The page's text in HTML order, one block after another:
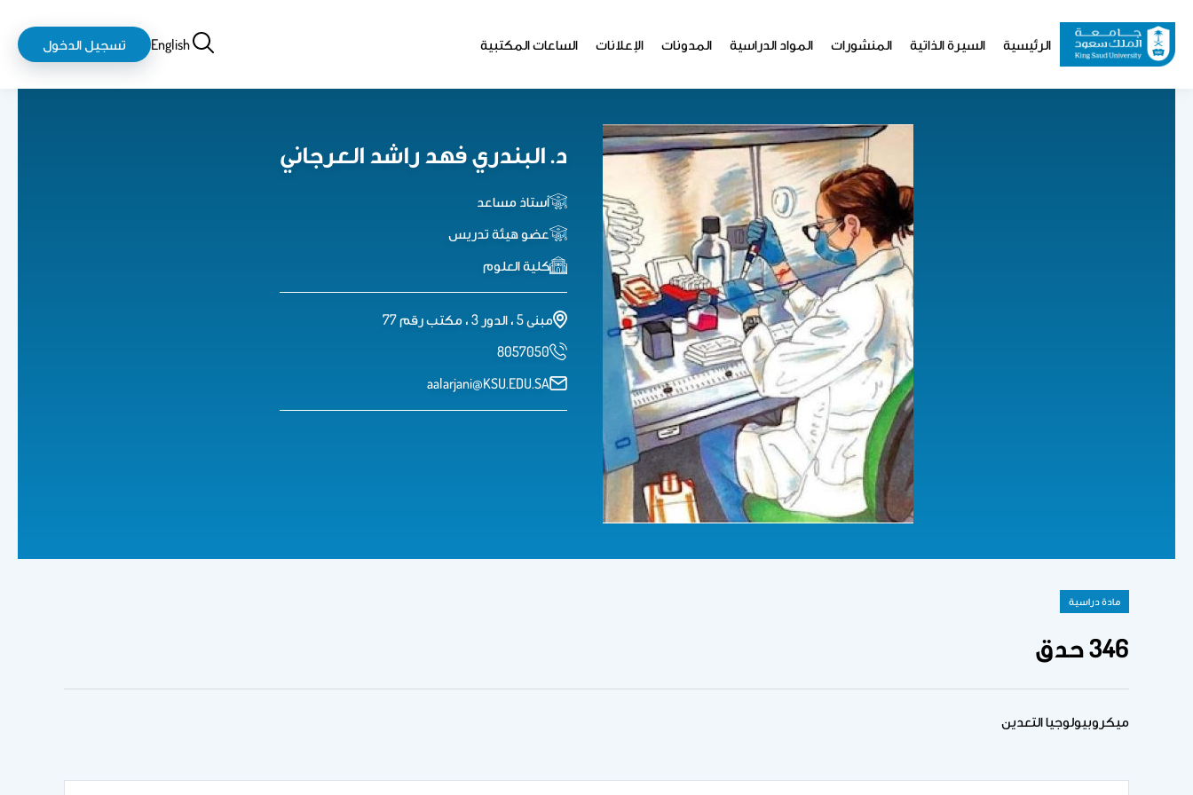
المحتوى
الرئيسي
Website
الرئيسية السيرة الذاتية المنشورات المواد الدراسية المدونات الإعلانات الساعات المكتبية بحثEnglish
login-
logout
تسجيل الدخول
د. البندري فهد راشد العرجاني
أستاذ مساعد
عضو هيئة تدريس
كلية العلوم
مبنى 5 ، الدور 3 ، مكتب رقم 77
8057050
aalarjani@KSU.EDU.SA
مادة دراسية
346 حدق
ميكروبيولوجيا التعدين